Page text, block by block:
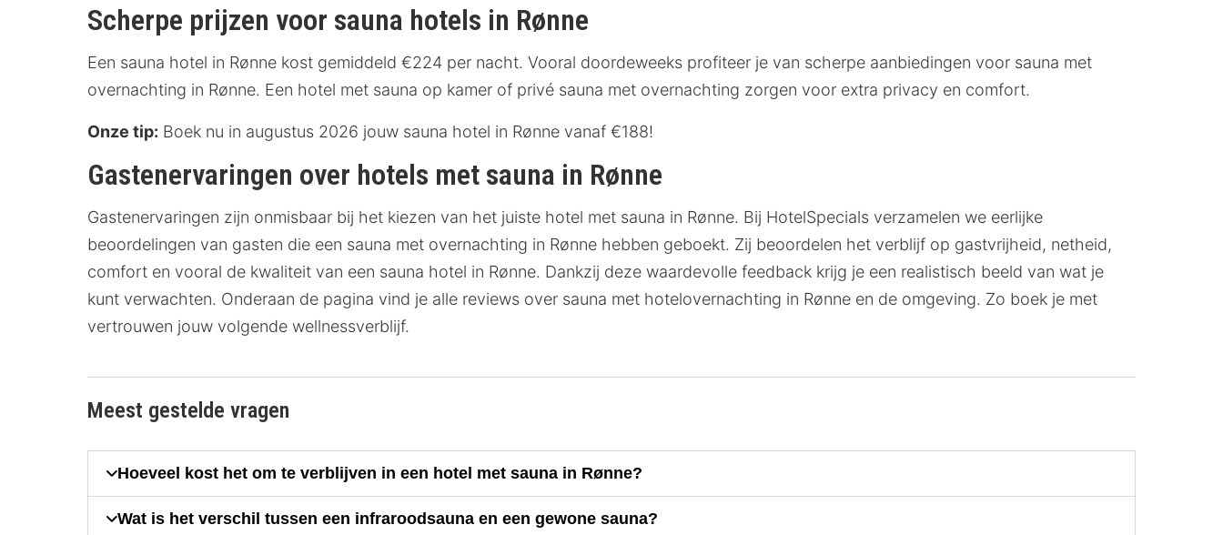
Scherpe prijzen voor sauna hotels in Rønne
Een sauna hotel in Rønne kost gemiddeld €224 per nacht. Vooral doordeweeks profiteer je van scherpe aanbiedingen voor sauna met
overnachting in Rønne. Een hotel met sauna op kamer of privé sauna met overnachting zorgen voor extra privacy en comfort.
Onze tip: Boek nu in augustus 2026 jouw sauna hotel in Rønne vanaf €188!
Gastenervaringen over hotels met sauna in Rønne
Gastenervaringen zijn onmisbaar bij het kiezen van het juiste hotel met sauna in Rønne. Bij HotelSpecials verzamelen we eerlijke
beoordelingen van gasten die een sauna met overnachting in Rønne hebben geboekt. Zij beoordelen het verblijf op gastvrijheid, netheid,
comfort en vooral de kwaliteit van een sauna hotel in Rønne. Dankzij deze waardevolle feedback krijg je een realistisch beeld van wat je
kunt verwachten. Onderaan de pagina vind je alle reviews over sauna met hotelovernachting in Rønne en de omgeving. Zo boek je met
vertrouwen jouw volgende wellnessverblijf.
Meest gestelde vragen
Hoeveel kost het om te verblijven in een hotel met sauna in Rønne?
Wat is het verschil tussen een infraroodsauna en een gewone sauna?